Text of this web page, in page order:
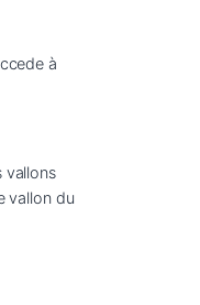
à
vallons
vallon du